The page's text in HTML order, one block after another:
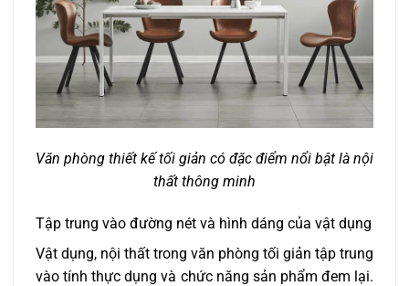
Văn phòng thiết kế tối giản có đặc điểm nổi bật là nội
thất thông minh
Tập trung vào đường nét và hình dáng của vật dụng
Vật dụng, nội thất trong văn phòng tối giản tập trung
vào tính thực dụng và chức năng sản phẩm đem lại.